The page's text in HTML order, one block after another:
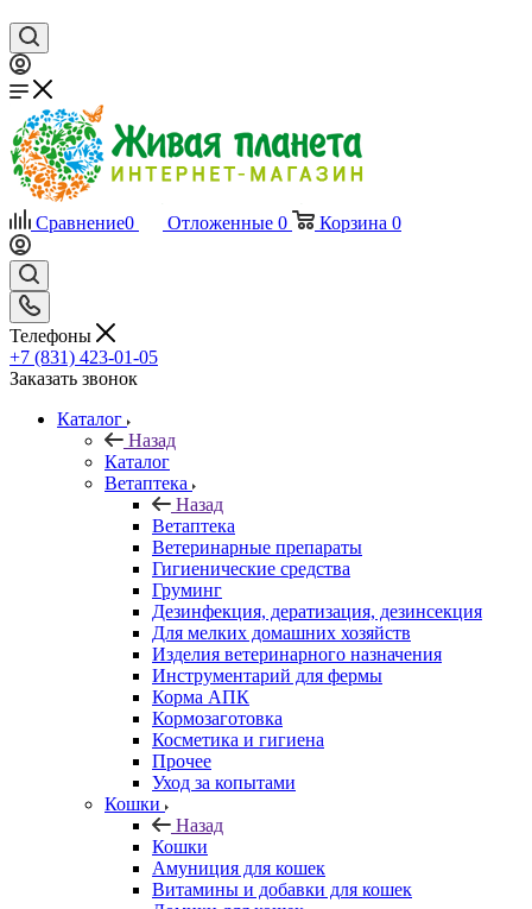
Сравнение0 Отложенные 0 Корзина 0
Телефоны
+7 (831) 423-01-05
Заказать звонок
Каталог
Назад
Каталог
Ветаптека
Назад
Ветаптека
Ветеринарные препараты
Гигиенические средства
Груминг
Дезинфекция, дератизация, дезинсекция
Для мелких домашних хозяйств
Изделия ветеринарного назначения
Инструментарий для фермы
Корма АПК
Кормозаготовка
Косметика и гигиена
Прочее
Уход за копытами
Кошки
Назад
Кошки
Амуниция для кошек
Витамины и добавки для кошек